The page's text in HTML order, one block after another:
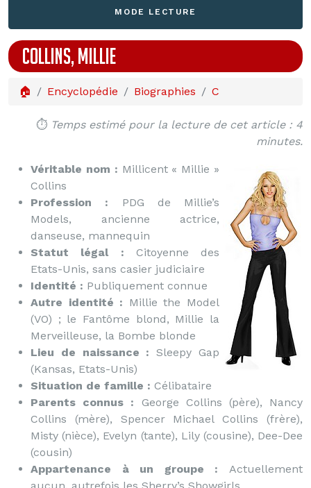
MODE LECTURE
COLLINS, MILLIE
🏠 Encyclopédie Biographies C
⏱️ Temps estimé pour la lecture de cet article : 4
minutes.
Véritable nom : Millicent « Millie »
Collins
Profession : PDG de Millie’s
Models, ancienne actrice,
danseuse, mannequin
Statut légal : Citoyenne des
Etats-Unis, sans casier judiciaire
Identité : Publiquement connue
Autre identité : Millie the Model
(VO) ; le Fantôme blond, Millie la
Merveilleuse, la Bombe blonde
Lieu de naissance :Sleepy Gap
(Kansas, Etats-Unis)
Situation de famille : Célibataire
Parents connus : George Collins (père), Nancy
Collins (mère), Spencer Michael Collins (frère),
Misty (nièce), Evelyn (tante), Lily (cousine), Dee-Dee
(cousin)
Appartenance à un groupe : Actuellement